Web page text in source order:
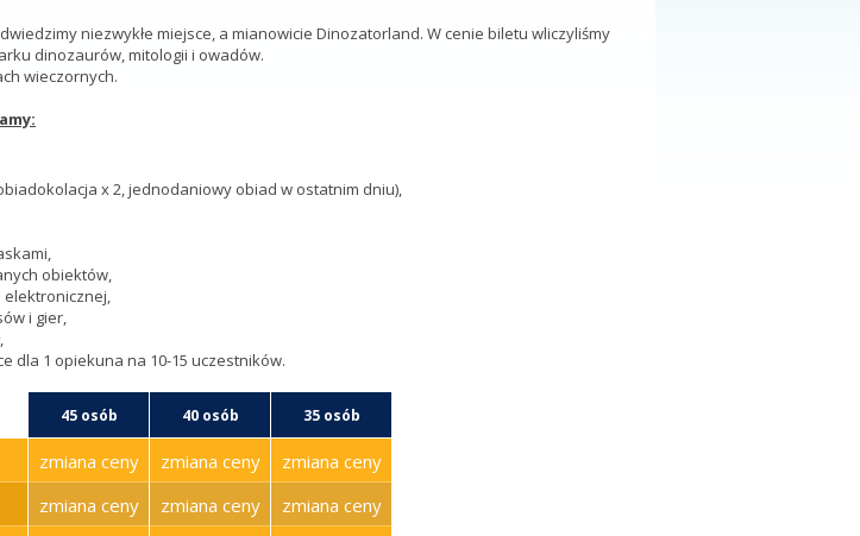
niezwykłe miejsce, a mianowicie Dinozatorland. W cenie biletu wliczyliśmy
dinozaurów, mitologii i owadów.
wieczornych.
x 2, jednodaniowy obiad w ostatnim dniu),
obiektów,
elektronicznej,
i gier,
dla 1 opiekuna na 10-15 uczestników.
45 osób 40 osób 35 osób
zmiana ceny
zmiana ceny
zmiana ceny
zmiana ceny
zmiana ceny
zmiana ceny